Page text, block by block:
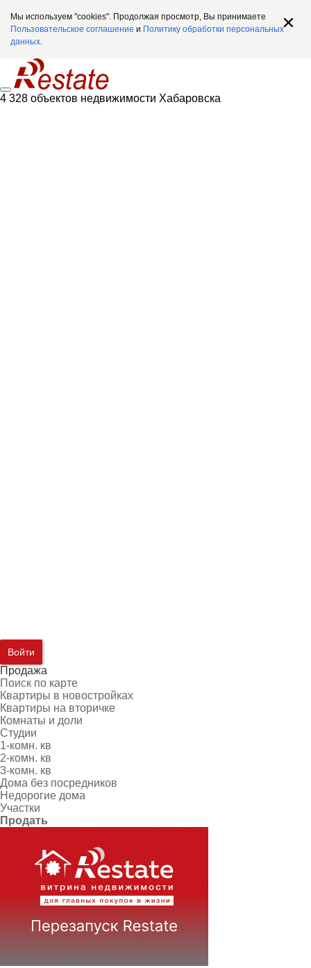
Мы используем "cookies". Продолжая просмотр, Вы принимаете
Пользовательское соглашение и Политику обработки персональных
данных.
4 328 объектов недвижимости Хабаровска
Войти
Продажа
Поиск по карте
Квартиры в новостройках
Квартиры на вторичке
Комнаты и доли
Студии
1-комн. кв
2-комн. кв
3-комн. кв
Дома без посредников
Недорогие дома
Участки
Продать